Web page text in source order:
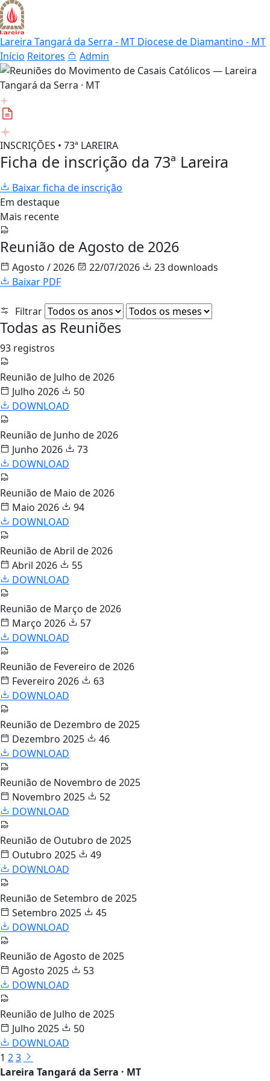
Lareira Tangará da Serra - MT Diocese de Diamantino - MT
Início Reitores Admin
INSCRIÇÕES • 73ª LAREIRA
Ficha de inscrição da 73ª Lareira
Baixar ficha de inscrição
Em destaque
Mais recente
Reunião de Agosto de 2026
Agosto / 2026 22/07/2026
23 downloads
Baixar PDF
Filtrar
Todas as Reuniões
93 registros
Reunião de Julho de 2026
Julho 2026
50
DOWNLOAD
Reunião de Junho de 2026
Junho 2026
73
DOWNLOAD
Reunião de Maio de 2026
Maio 2026
94
DOWNLOAD
Reunião de Abril de 2026
Abril 2026
55
DOWNLOAD
Reunião de Março de 2026
Março 2026
57
DOWNLOAD
Reunião de Fevereiro de 2026
Fevereiro 2026
63
DOWNLOAD
Reunião de Dezembro de 2025
Dezembro 2025
46
DOWNLOAD
Reunião de Novembro de 2025
Novembro 2025
52
DOWNLOAD
Reunião de Outubro de 2025
Outubro 2025
49
DOWNLOAD
Reunião de Setembro de 2025
Setembro 2025
45
DOWNLOAD
Reunião de Agosto de 2025
Agosto 2025
53
DOWNLOAD
Reunião de Julho de 2025
Julho 2025
50
DOWNLOAD
1 23
Lareira Tangará da Serra · MT